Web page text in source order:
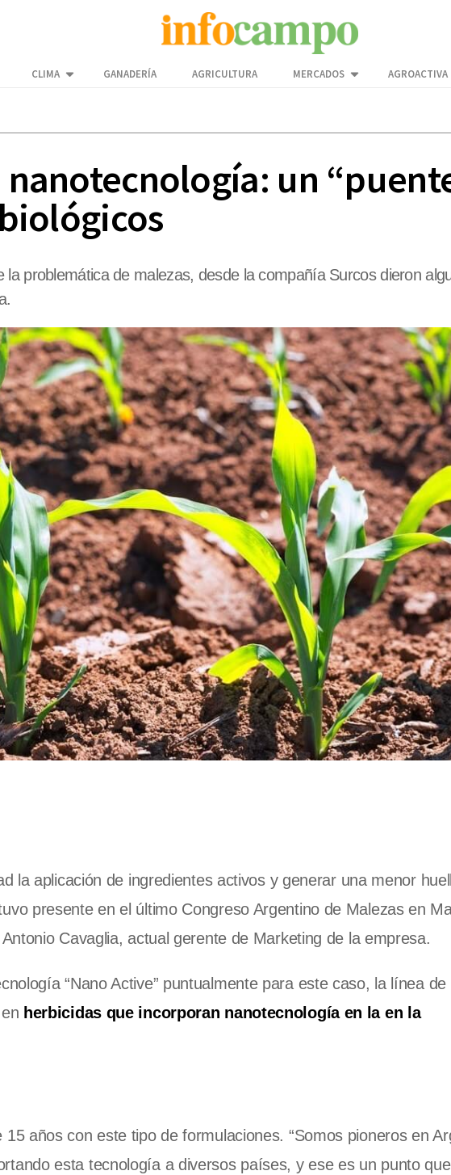
CLIMA GANADERÍA AGRICULTURA MERCADOS AGROACTIVA
un
problemática de malezas, desde la compañía Surcos dieron
la aplicación de ingredientes activos y generar una menor
presente en el último Congreso Argentino de Malezas en
Cavaglia, actual gerente de Marketing de la empresa.
“Nano Active” puntualmente para este caso, la línea de
herbicidas que incorporan nanotecnología en la en la
años con este tipo de formulaciones. “Somos pioneros en
esta tecnología a diversos países, y ese es un punto